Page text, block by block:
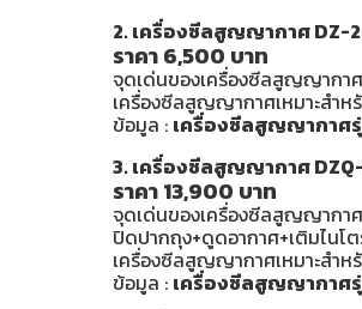
2. เครื่องซีลสูญญากาศ DZ-
ราคา 6,500 บาท
จุดเด่นของเครื่องซีลสูญญากาศ
เครื่องซีลสูญญากาศเหมาะสำห
ข้อมูล : เครื่องซีลสูญญากาศ
3. เครื่องซีลสูญญากาศ
ราคา 13,900 บาท
จุดเด่นของเครื่องซีลสูญญากาศ
ปิดปากถุง+ดูดอากาศ+เติมไนโ
เครื่องซีลสูญญากาศเหมาะสำห
ข้อมูล : เครื่องซีลสูญญากาศ